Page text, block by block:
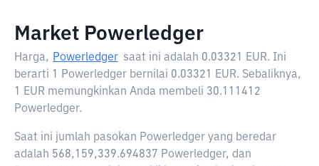
Market Powerledger
Harga, Powerledger saat ini adalah 0.03321 EUR. Ini
berarti 1 Powerledger bernilai 0.03321 EUR. Sebaliknya,
1 EUR memungkinkan Anda membeli 30.111412
Powerledger.
Saat ini jumlah pasokan Powerledger yang beredar
adalah 568,159,339.694837 Powerledger, dan